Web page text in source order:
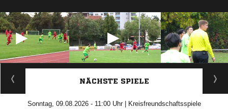
ANZEIGE
NÄCHSTE SPIELE
Sonntag, 09.08.2026 - 11:00 Uhr | Kreisfreundschaftsspiele